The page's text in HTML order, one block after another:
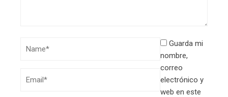
Guarda mi
nombre,
correo
electrónico y
web en este